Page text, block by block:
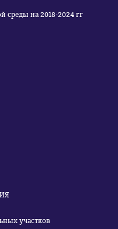
среды на 2018-2024 гг
участков